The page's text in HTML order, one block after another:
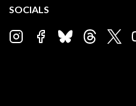
SOCIALS